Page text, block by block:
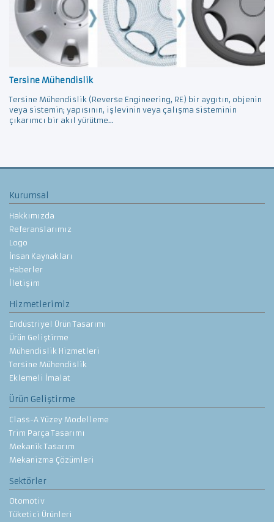
Tersine Mühendislik
Tersine Mühendislik (Reverse Engineering, RE) bir aygıtın, objenin
veya sistemin; yapısının, işlevinin veya çalışma sisteminin
çıkarımcı bir akıl yürütme...
Kurumsal
Hakkımızda
Referanslarımız
Logo
İnsan Kaynakları
Haberler
İletişim
Hizmetlerimiz
Endüstriyel Ürün Tasarımı
Ürün Geliştirme
Mühendislik Hizmetleri
Tersine Mühendislik
Eklemeli İmalat
Ürün Geliştirme
Class-A Yüzey Modelleme
Trim Parça Tasarımı
Mekanik Tasarım
Mekanizma Çözümleri
Sektörler
Otomotiv
Tüketici Ürünleri